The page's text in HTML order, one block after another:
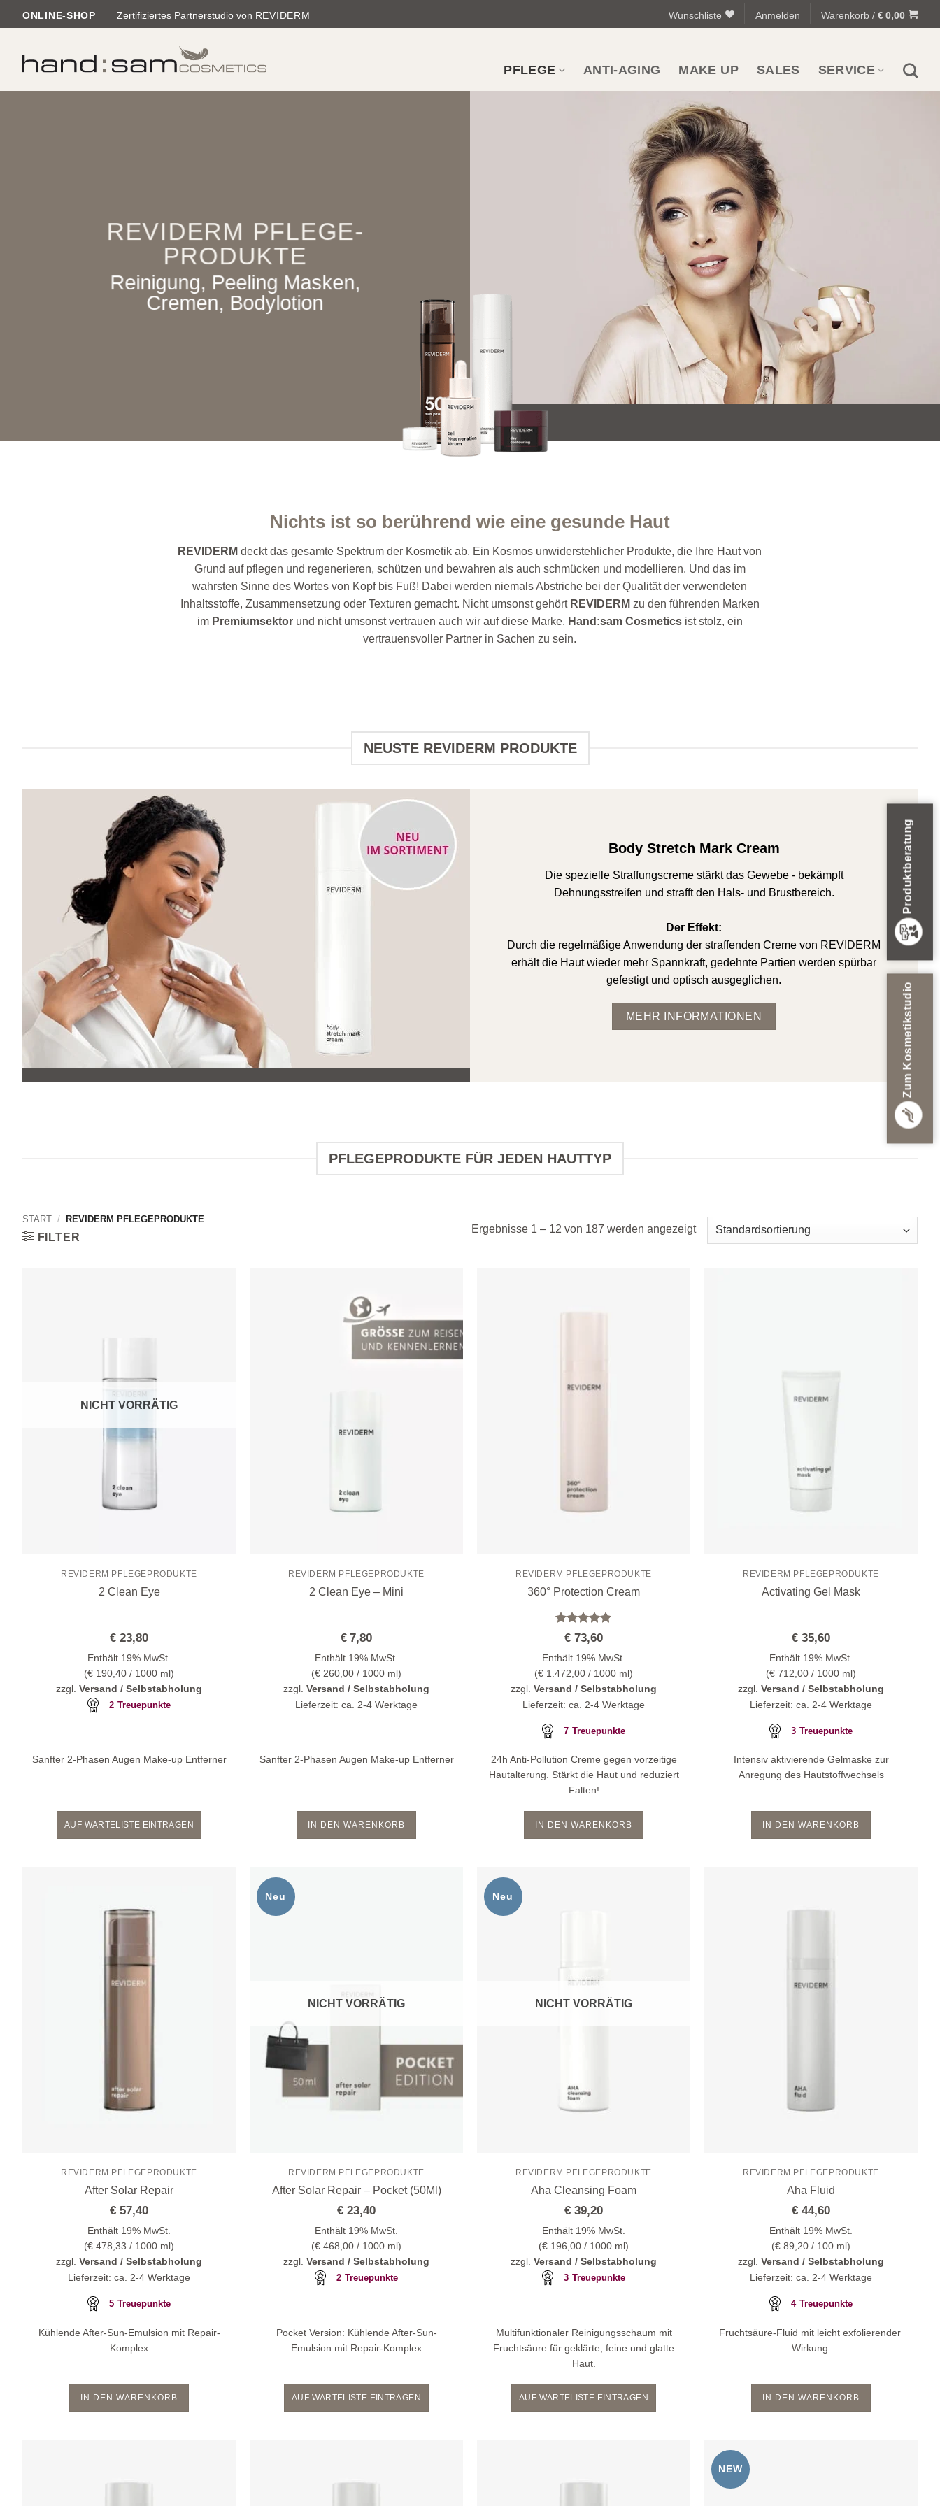
Inhalt
ONLINE-SHOP Zertifiziertes Partnerstudio von REVIDERM Wunschliste Anmelden Warenkorb / € 0,00
PFLEGE ANTI-AGING MAKE UP SALES SERVICE
REVIDERM PFLEGE­
PRODUKTE
Reinigung, Peeling Masken,
Cremen, Bodylotion
Nichts ist so berührend wie eine gesunde Haut
REVIDERM deckt das gesamte Spektrum der Kosmetik ab. Ein Kosmos unwiderstehlicher Produkte, die Ihre Haut von
Grund auf pflegen und regenerieren, schützen und bewahren als auch schmücken und modellieren. Und das im
wahrsten Sinne des Wortes von Kopf bis Fuß! Dabei werden niemals Abstriche bei der Qualität der verwendeten
Inhaltsstoffe, Zusammensetzung oder Texturen gemacht. Nicht umsonst gehört REVIDERM zu den führenden Marken
im Premiumsektorund nicht umsonst vertrauen auch wir auf diese Marke. Hand:sam Cosmeticsist stolz, ein
vertrauensvoller Partner in Sachen zu sein.
NEUSTE REVIDERM PRODUKTE
Body Stretch Mark Cream
Die spezielle Straffungscreme stärkt das Gewebe - bekämpft
Dehnungsstreifen und strafft den Hals- und Brustbereich.
Der Effekt:
Durch die regelmäßige Anwendung der straffenden Creme von REVIDERM
erhält die Haut wieder mehr Spannkraft, gedehnte Partien werden spürbar
gefestigt und optisch ausgeglichen.
MEHR INFORMATIONEN
PFLEGEPRODUKTE FÜR JEDEN HAUTTYP
START / REVIDERM PFLEGEPRODUKTE
FILTER
Ergebnisse 1 – 12 von 187 werden angezeigt
NICHT VORRÄTIG
REVIDERM PFLEGEPRODUKTE
2 Clean Eye
€ 23,80
Enthält 19% MwSt.
(€ 190,40/ 1000 ml)
zzgl. Versand / Selbstabholung
2 Treuepunkte
Sanfter 2-Phasen Augen Make-up Entferner
AUF WARTELISTE EINTRAGEN
REVIDERM PFLEGEPRODUKTE
2 Clean Eye – Mini
€ 7,80
Enthält 19% MwSt.
(€ 260,00/ 1000 ml)
zzgl. Versand / Selbstabholung
Lieferzeit: ca. 2-4 Werktage
Sanfter 2-Phasen Augen Make-up Entferner
IN DEN WARENKORB
REVIDERM PFLEGEPRODUKTE
360° Protection Cream
Bewertet
mit 5 von
5
€ 73,60
Enthält 19% MwSt.
(€ 1.472,00/ 1000 ml)
zzgl. Versand / Selbstabholung
Lieferzeit: ca. 2-4 Werktage
7 Treuepunkte
24h Anti-Pollution Creme gegen vorzeitige
Hautalterung. Stärkt die Haut und reduziert
Falten!
IN DEN WARENKORB
REVIDERM PFLEGEPRODUKTE
Activating Gel Mask
€ 35,60
Enthält 19% MwSt.
(€ 712,00/ 1000 ml)
zzgl. Versand / Selbstabholung
Lieferzeit: ca. 2-4 Werktage
3 Treuepunkte
Intensiv aktivierende Gelmaske zur
Anregung des Hautstoffwechsels
IN DEN WARENKORB
REVIDERM PFLEGEPRODUKTE
After Solar Repair
€ 57,40
Enthält 19% MwSt.
(€ 478,33 / 1000 ml)
zzgl. Versand / Selbstabholung
Lieferzeit: ca. 2-4 Werktage
5 Treuepunkte
Kühlende After-Sun-Emulsion mit Repair-
Komplex
IN DEN WARENKORB
Neu
NICHT VORRÄTIG
REVIDERM PFLEGEPRODUKTE
After Solar Repair – Pocket (50Ml)
€ 23,40
Enthält 19% MwSt.
(€ 468,00/ 1000 ml)
zzgl. Versand / Selbstabholung
2 Treuepunkte
Pocket Version: Kühlende After-Sun-
Emulsion mit Repair-Komplex
AUF WARTELISTE EINTRAGEN
Neu
NICHT VORRÄTIG
REVIDERM PFLEGEPRODUKTE
Aha Cleansing Foam
€ 39,20
Enthält 19% MwSt.
(€ 196,00/ 1000 ml)
zzgl. Versand / Selbstabholung
3 Treuepunkte
Multifunktionaler Reinigungsschaum mit
Fruchtsäure für geklärte, feine und glatte
Haut.
AUF WARTELISTE EINTRAGEN
REVIDERM PFLEGEPRODUKTE
Aha Fluid
€ 44,60
Enthält 19% MwSt.
(€ 89,20/ 100 ml)
zzgl. Versand / Selbstabholung
Lieferzeit: ca. 2-4 Werktage
4 Treuepunkte
Fruchtsäure-Fluid mit leicht exfolierender
Wirkung.
IN DEN WARENKORB
NEW
Zum Kosmetikstudio
Produktberatung